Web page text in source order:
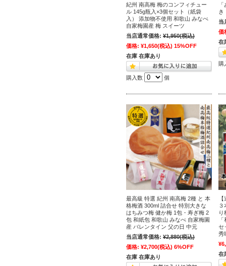
紀州 南高梅 梅のコンフィチュー
ル 145g瓶入×3個セット（紙袋
入） 添加物不使用 和歌山 みなべ
自家梅園産 梅 スイーツ
当店通常価格: ¥1,950(税込)
価格: ¥1,650(税込) 15%OFF
在庫 在庫あり
購入数 個
当
価
在
購
最高級 特選 紀州 南高梅 2種 と 本
格梅酒 300ml 詰合せ 特別大きな
はちみつ梅 健か梅 1包・寿ぎ梅 2
包 和紙包 和歌山 みなべ 自家梅園
産 バレンタイン 父の日 中元
当店通常価格: ¥2,880(税込)
価格: ¥2,700(税込) 6%OFF
在庫 在庫あり
３
り
セ
秀
在